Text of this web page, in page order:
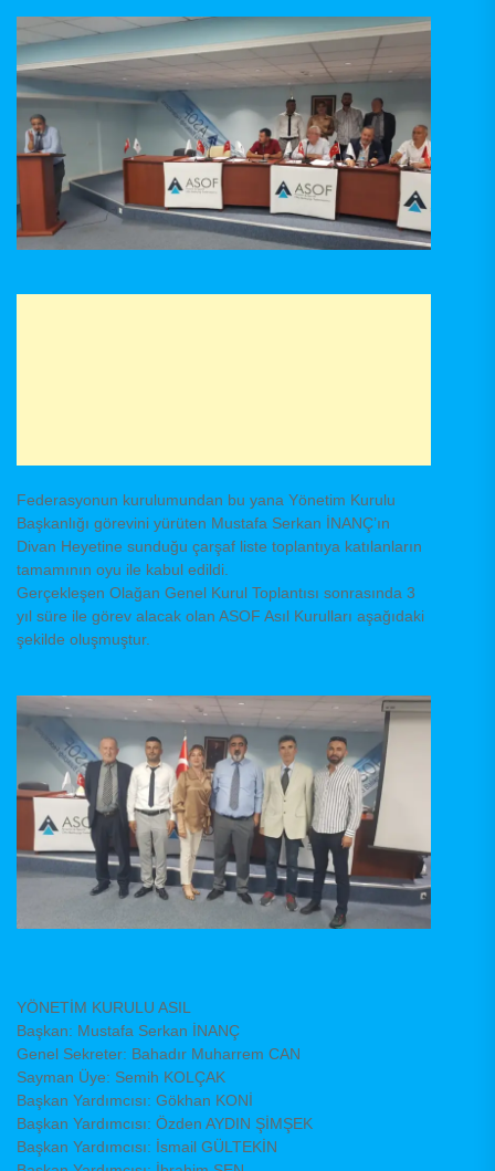
Federasyonun kurulumundan bu yana Yönetim Kurulu
Başkanlığı görevini yürüten Mustafa Serkan İNANÇ’ın
Divan Heyetine sunduğu çarşaf liste toplantıya katılanların
tamamının oyu ile kabul edildi.
Gerçekleşen Olağan Genel Kurul Toplantısı sonrasında 3
yıl süre ile görev alacak olan ASOF Asıl Kurulları aşağıdaki
şekilde oluşmuştur.
YÖNETİM KURULU ASIL
Başkan: Mustafa Serkan İNANÇ
Genel Sekreter: Bahadır Muharrem CAN
Sayman Üye: Semih KOLÇAK
Başkan Yardımcısı: Gökhan KONİ
Başkan Yardımcısı: Özden AYDIN ŞİMŞEK
Başkan Yardımcısı: İsmail GÜLTEKİN